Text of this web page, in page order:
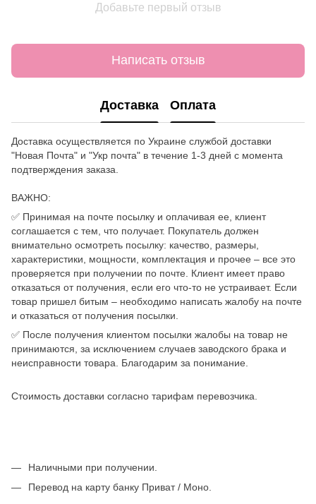
Добавьте первый отзыв
Написать отзыв
Доставка Оплата
Доставка осуществляется по Украине службой доставки
"Новая Почта" и "Укр почта" в течение 1-3 дней с момента
подтверждения заказа.
ВАЖНО:
✅ Принимая на почте посылку и оплачивая ее, клиент
соглашается с тем, что получает. Покупатель должен
внимательно осмотреть посылку: качество, размеры,
характеристики, мощности, комплектация и прочее – все это
проверяется при получении по почте. Клиент имеет право
отказаться от получения, если его что-то не устраивает. Если
товар пришел битым – необходимо написать жалобу на почте
и отказаться от получения посылки.
✅ После получения клиентом посылки жалобы на товар не
принимаются, за исключением случаев заводского брака и
неисправности товара. Благодарим за понимание.
Стоимость доставки согласно тарифам перевозчика.
Наличными при получении.
Перевод на карту банку Приват / Моно.